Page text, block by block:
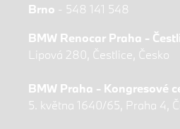
Brno - 548 141 548
BMW Renocar Praha -
Lipová 280, Čestlice, Česko
BMW Praha - Kongresové
5. května 1640/65, Praha 4,